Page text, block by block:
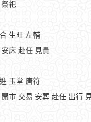
祀
生旺 左輔
床 赴任 見貴
玉堂 唐符
市 交易 安葬 赴任 出行